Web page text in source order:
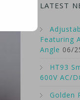
LATEST
Featuring
Angle 06/
HT93
600V AC/
Golden